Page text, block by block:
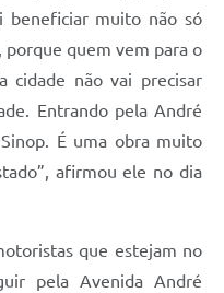
beneficiar muito não só
porque quem vem para o
cidade não vai precisar
Entrando pela André
É uma obra muito
afirmou ele no dia
que estejam no
pela Avenida André